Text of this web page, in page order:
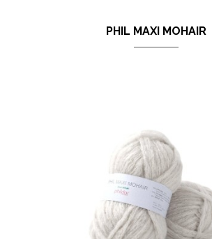
PHIL MAXI MOHAIR